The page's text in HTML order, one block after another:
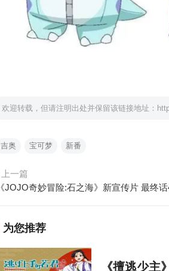
欢迎转载，但请注明出处并保留该链接地址：
吉奥 宝可梦 新番
上一篇
为您推荐
《擅逃少